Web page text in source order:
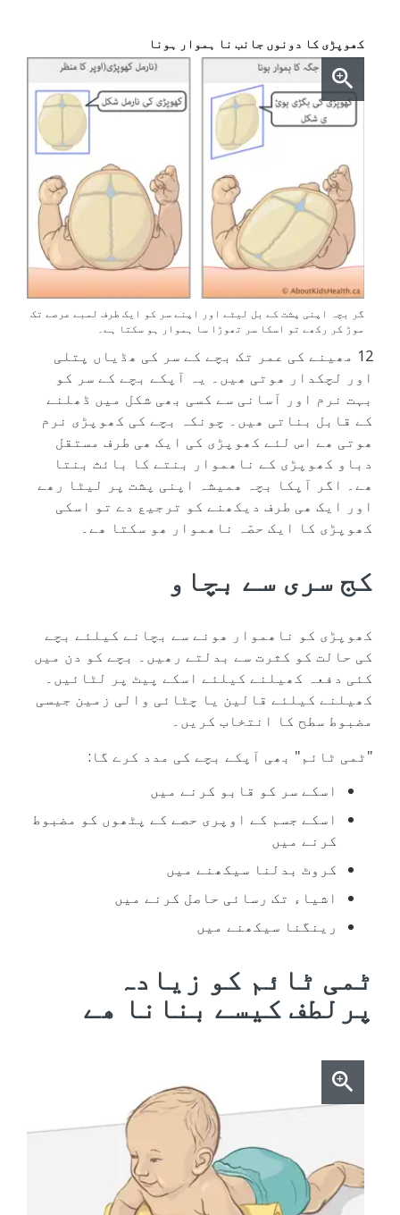
کھوپڑی کا دونوں جانب نا ہموار ہونا
گر بچہ اپنی پشت کے بل لیٹے اور اپنے سر کو ایک طرف لمبے عرصے تک
موڑ کر رکھے تو اسکا سر تھوڑا سا ہموار ہو سکتا ہے۔
12 مھینے کی عمر تک بچے کے سر کی ھڈیاں پتلی
اور لچکدار ھوتی ھیں۔ یہ آپکے بچے کے سر کو
بہت نرم اور آسانی سے کسی بھی شکل میں ڈھلنے
کے قابل بناتی ھیں۔ چونکہ بچے کی کھوپڑی نرم
ھوتی ھے اس لئے کھوپڑی کی ایک ھی طرف مستقل
دباو کھوپڑی کے ناھموار بنتے کا بائث بنتا
ھے۔ اگر آپکا بچہ ھمیشہ اپنی پشت پر لیٹا رھے
اور ایک ھی طرف دیکھنے کو ترجیع دے تو اسکی
کھوپڑی کا ایک حصّہ ناھموار ھو سکتا ھے۔
کج سری سے بچاو
کھوپڑی کو ناھموار ھونے سے بچانے کیلئے بچے
کی حالت کو کثرت سے بدلتے رھیں۔ بچے کو دن میں
کئی دفعہ کھیلنے کیلئے اسکے پیٹ پر لٹائیں۔
کھیلنے کیلئے قالین یا چٹائی والی زمین جیسی
مضبوط سطح کا انتخاب کریں۔
"ٹمی ٹائم" بھی آپکے بچے کی مدد کرے گا:
اسکے سر کو قابو کرنے میں
اسکے جسم کے اوپری حصے کے پٹھوں کو مضبوط
کرنے میں
کروٹ بدلنا سیکھنے میں
اشیاء تک رسائی حاصل کرنے میں
رینگنا سیکھنے میں
ٹمی ٹائم کو زیادہ
پرلطف کیسے بنانا ھے